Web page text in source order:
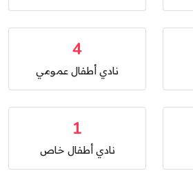
4
نادي أطفال عمومي
1
نادي أطفال خاص